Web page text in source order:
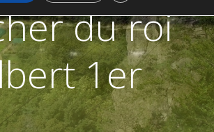
du roi
1er